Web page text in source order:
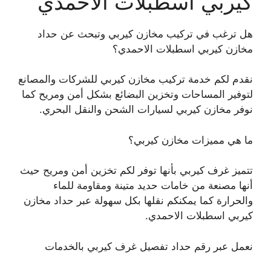
هل ترغب في تركيب مخازن كيربي وتبحث عن حداد
مخازن كيربي اسطبلات الاحمدي؟
نقدم لكم خدمة تركيب مخازن كيربي للشركات والمصانع
لتوفير المساحات وتخزين البضائع بشكل أمن ومريح كما
نوفر مخازن كيربي لسيارات الشحن والنقل البحري.
ما هي مميزات مخازن كيربي؟
تتميز غرف كيربي بأنها توفر لكم تخزين أمن ومريح حيث
أنها مصنعة من خامات حديد متينة ومقاومة للماء
والحرارة كما يمكنكم نقلها بكل سهولة عبر حداد مخازن
كيربي اسطبلات الاحمدي.
نعمل عبر رقم حداد تفصيل غرف كيربي بالخدمات